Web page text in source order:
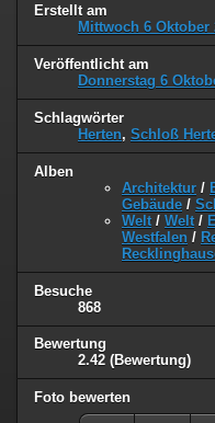
Erstellt am
Mittwoch 6 Oktober
Veröffentlicht am
Donnerstag 6
Schlagwörter
Herten, Schloß
Alben
Architektur /
Gebäude /
Welt / Welt /
Westfalen /
Besuche
868
Bewertung
2.42 (Bewertung)
Foto bewerten